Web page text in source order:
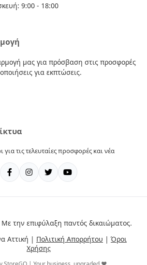
9:00 - 18:00
μας για πρόσβαση στις προσφορές
για εκπτώσεις.
για τις τελευταίες προσφορές και νέα
την επιφύλαξη παντός δικαιώματος.
Αττική | Πολιτική Απορρήτου | Όροι
Χρήσης